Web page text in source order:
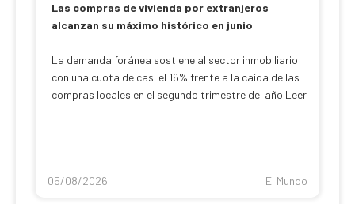
Las compras de vivienda por extranjeros
alcanzan su máximo histórico en junio
La demanda foránea sostiene al sector inmobiliario
con una cuota de casi el 16% frente a la caída de las
compras locales en el segundo trimestre del año Leer
05/08/2026 El Mundo